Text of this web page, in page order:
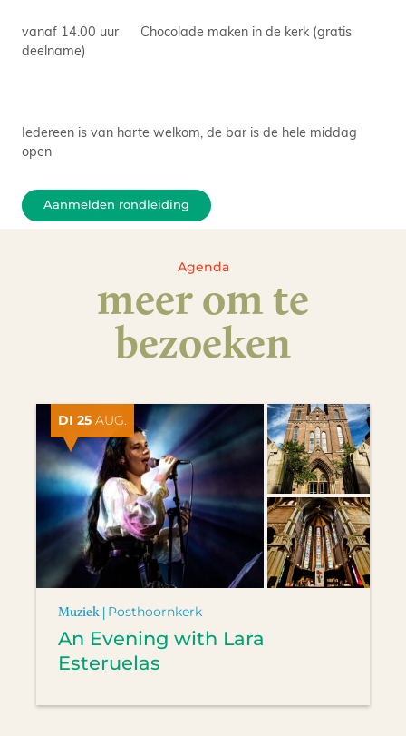
vanaf 14.00 uur Chocolade maken in de kerk (gratis
deelname)
Iedereen is van harte welkom, de bar is de hele middag
open
Aanmelden rondleiding
Agenda
meer om te
bezoeken
DI 25 AUG.
Muziek | Posthoornkerk
An Evening with Lara
Esteruelas